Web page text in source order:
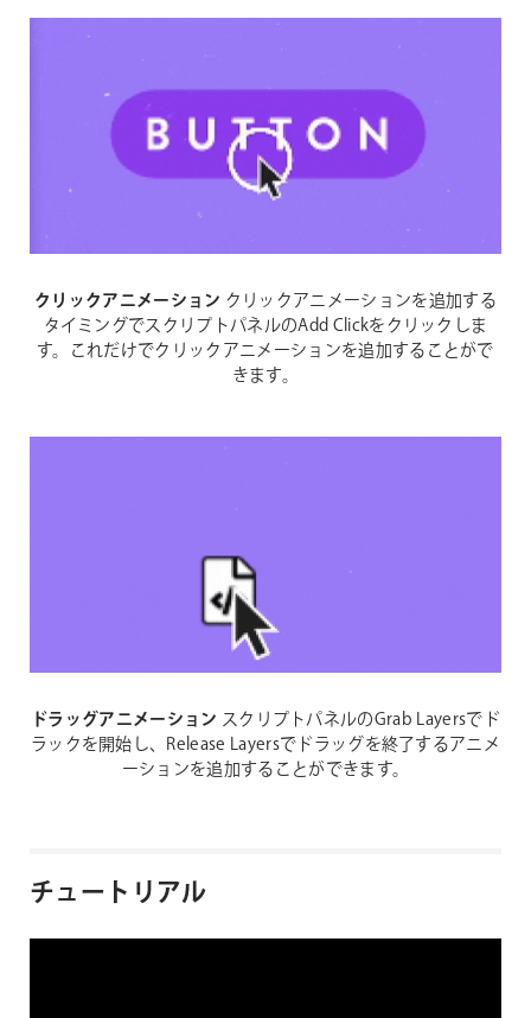
クリックアニメーション クリックアニメーションを追加する
タイミングでスクリプトパネルのAdd Clickをクリックしま
す。これだけでクリックアニメーションを追加することがで
きます。
ドラッグアニメーション スクリプトパネルのGrab Layersでド
ラックを開始し、Release Layersでドラッグを終了するアニメ
ーションを追加することができます。
チュートリアル